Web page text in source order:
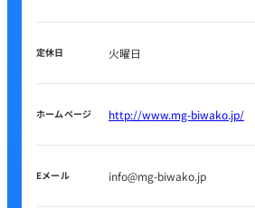
定休日 火曜日
ホームページ http://www.mg-biwako.jp/
Eメール info@mg-biwako.jp